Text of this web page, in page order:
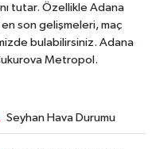
tutar. Özellikle Adana
son gelişmeleri, maç
bulabilirsiniz. Adana
Metropol.
Seyhan Hava Durumu